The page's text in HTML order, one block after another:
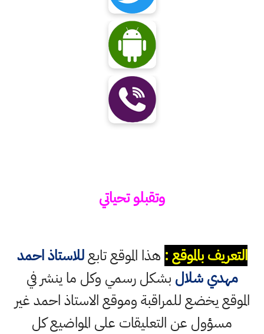
وتقبلو تحياتي
التعريف بالموقع : هذا الموقع تابعللاستاذ احمد
مهدي شلال بشكل رسمي وكل ما ينشر في
الموقع يخضع للمراقبة وموقع الاستاذ احمد غير
مسؤول عن التعليقات على المواضيع كل